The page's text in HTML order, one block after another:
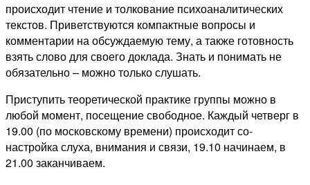
происходит чтение и толкование психоаналитических
текстов. Приветствуются компактные вопросы и
комментарии на обсуждаемую тему, а также готовность
взять слово для своего доклада. Знать и понимать не
обязательно – можно только слушать.
Приступить теоретической практике группы можно в
любой момент, посещение свободное. Каждый четверг в
19.00 (по московскому времени) происходит со-
настройка слуха, внимания и связи, 19.10 начинаем, в
21.00 заканчиваем.